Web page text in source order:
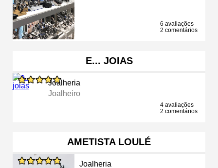
6 avaliações
2 comentários
E... JOIAS
Joalheria
Joalheiro
4 avaliações
2 comentários
AMETISTA LOULÉ
Joalheria